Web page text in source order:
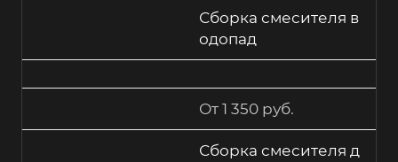
Сборка смесителя в
одопад
От 1 350 руб.
Сборка смесителя д